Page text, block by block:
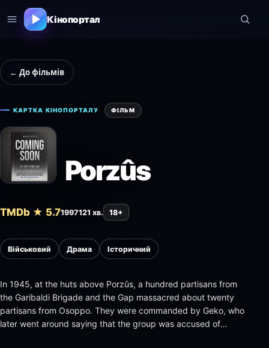
Кінопортал
← До фільмів
КАРТКА КІНОПОРТАЛУ ФІЛЬМ
Porzûs
TMDb ★ 5.71997121 хв. 18+
Військовий Драма Історичний
In 1945, at the huts above Porzûs, a hundred partisans from
the Garibaldi Brigade and the Gap massacred about twenty
partisans from Osoppo. They were commanded by Geko, who
later went around saying that the group was accused of